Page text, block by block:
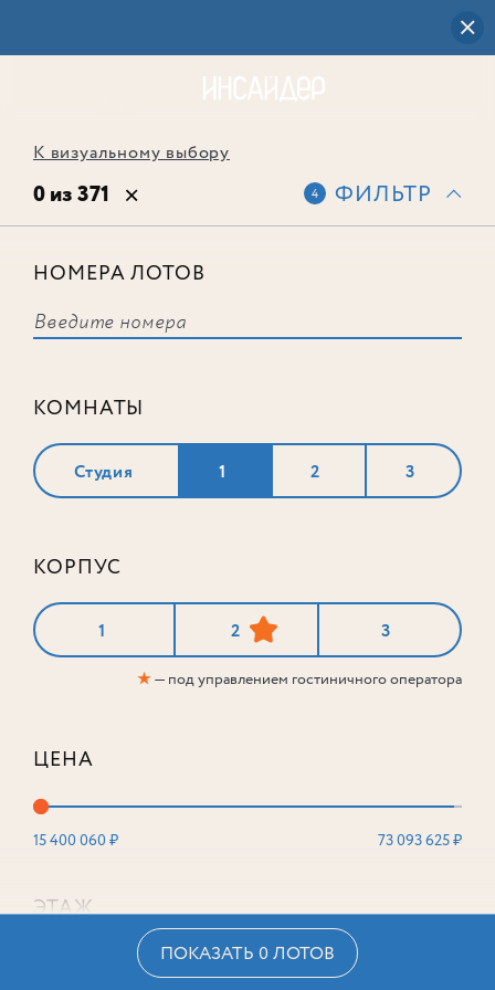
К визуальному выбору
0 из 371 4 ФИЛЬТР
НОМЕРА ЛОТОВ
КОМНАТЫ
Студия 1 2 3
КОРПУС
1 2 3
★— под управлением гостиничного оператора
ЦЕНА
15 400 060 ₽ 73 093 625 ₽
ЭТАЖ
ПОКАЗАТЬ 0 ЛОТОВ
соответствует ни одного лота